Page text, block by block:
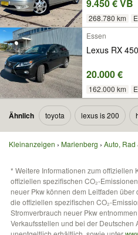
9.450 € VB
268.780 km
Essen
Lexus RX
20.000 €
162.000 km
Ähnlich toyota lexus is 200
Kleinanzeigen Marienberg Auto, Rad
* Weitere Informationen zum offiziellen
offiziellen spezifischen CO₂-
neuer Pkw können dem Leitfaden über
die offiziellen spezifischen CO₂-
Stromverbrauch neuer Pkw
Verkaufsstellen und bei der Deutschen